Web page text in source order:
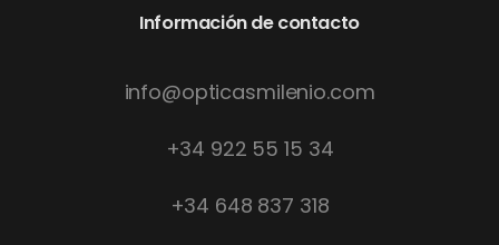
Información de contacto
info@opticasmilenio.com
+34 922 55 15 34
+34 648 837 318